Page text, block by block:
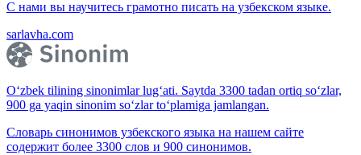
С нами вы научитесь грамотно писать на узбекском языке.
sarlavha.com
O‘zbek tilining sinonimlar lug‘ati. Saytda 3300 tadan ortiq so‘zlar,
900 ga yaqin sinonim so‘zlar to‘plamiga jamlangan.
Словарь синонимов узбекского языка на нашем сайте
содержит более 3300 слов и 900 синонимов.